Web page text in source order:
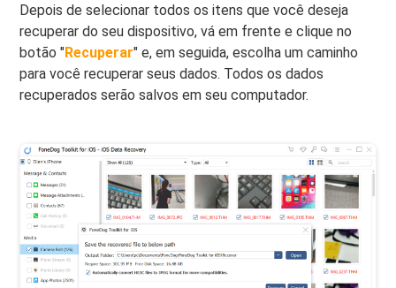
Depois de selecionar todos os itens que você deseja
recuperar do seu dispositivo, vá em frente e clique no
botão "Recuperar" e, em seguida, escolha um caminho
para você recuperar seus dados. Todos os dados
recuperados serão salvos em seu computador.